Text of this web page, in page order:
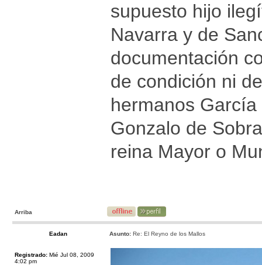
supuesto hijo
Navarra y de
documentación
de condición ni
hermanos
Gonzalo de
reina Mayor o
Arriba
Eadan Asunto: Re: El Reyno de los Mallos
Registrado: Mié Jul 08, 2009
4:02 pm